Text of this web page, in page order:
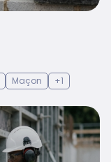
Maçon +1